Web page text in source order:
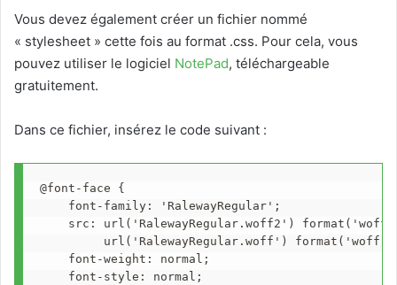
Vous devez également créer un fichier nommé
« stylesheet » cette fois au format .css. Pour cela, vous
pouvez utiliser le logiciel NotePad, téléchargeable
gratuitement.
Dans ce fichier, insérez le code suivant :
@font-face {
font-family: 'RalewayRegular';
src: url('RalewayRegular.woff2')
url('RalewayRegular.woff')
font-weight: normal;
font-style: normal;